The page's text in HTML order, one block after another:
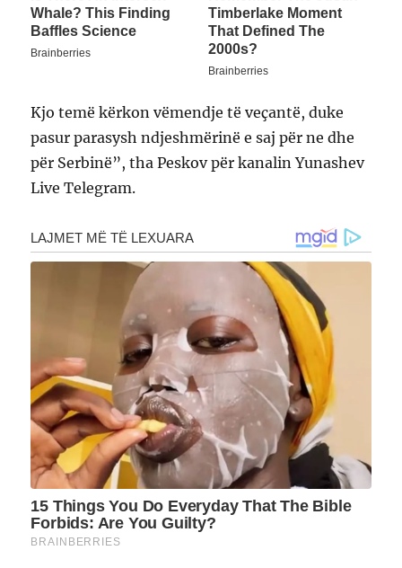
Kjo temë kërkon vëmendje të veçantë, duke
pasur parasysh ndjeshmërinë e saj për ne dhe
për Serbinë”, tha Peskov për kanalin Yunashev
Live Telegram.